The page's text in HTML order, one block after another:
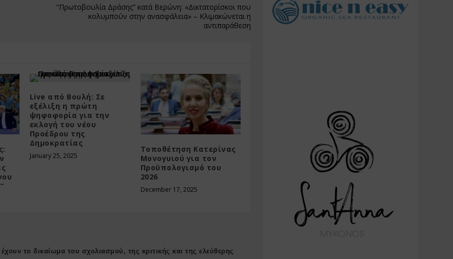
“Πρωτοβουλία Δράσης” κατά Βερώνη: «Δικτατορίσκοι που
κολυμπούν στην ανασφάλεια» – Κλιμακώνεται η
αντιπαράθεση
Live από Βουλή: Σε
εξέλιξη η πρώτη
ψηφοφορία για την
εκλογή του νέου
Προέδρου της
Δημοκρατίας
January 25, 2025
Τοποθέτηση Κατερίνας
Μονογυιού για τον
Προϋπολογισμό του
2026
December 17, 2025
το δικαίωμα του σχολιασμού, της κριτικής και της ελεύθερης